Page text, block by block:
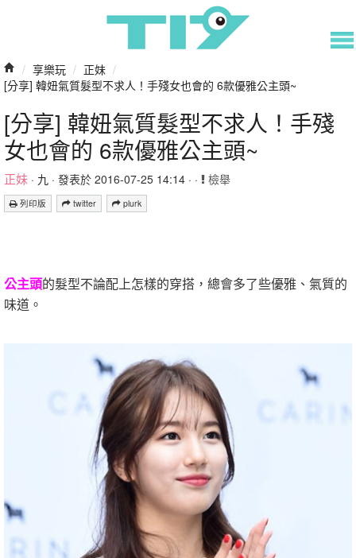
/ 享樂玩 / 正妹 /
[分享] 韓妞氣質髮型不求人！手殘女也會的 6款優雅公主頭~
[分享] 韓妞氣質髮型不求人！手殘
女也會的 6款優雅公主頭~
正妹 · 九 · 發表於 2016-07-25 14:14 · · 檢舉
列印版 twitter plurk
公主頭的髮型不論配上怎樣的穿搭，總會多了些優雅、氣質的
味道。